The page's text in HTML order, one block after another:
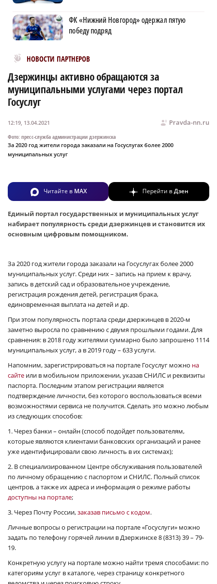
ФК «Нижний Новгород» одержал пятую
победу подряд
НОВОСТИ ПАРТНЕРОВ
Новости МирТесен
Дзержинцы активно обращаются за
муниципальными услугами через портал
Госуслуг
Pravda-nn.ru
12:19, 13.04.2021
Фото: пресс-служба администрации дзержинска
За 2020 год жители города заказали на Госуслугах более 2000
муниципальных услуг
Читайте в MAX Перейти вДзен
Единый портал государственных и муниципальных услуг
набирает популярность среди дзержинцев и становится их
основным цифровым помощником.
За 2020 год жители города заказали на Госуслугах более 2000
муниципальных услуг. Среди них – запись на прием к врачу,
запись в детский сад и образовательное учреждение,
регистрация рождения детей, регистрация брака,
единовременная выплата на детей и др.
При этом популярность портала среди дзержинцев в 2020‑м
заметно выросла по сравнению с двумя прошлыми годами. Для
сравнения: в 2018 году жителями суммарно было запрошено 1114
муниципальных услуг, а в 2019 году – 633 услуги.
Напомним, зарегистрироваться на портале Госуслуг можно на
сайте или в мобильном приложении, указав СНИЛС и реквизиты
паспорта. Последним этапом регистрации является
подтверждение личности, без которого воспользоваться всеми
возможностями сервиса не получится. Сделать это можно любым
из следующих способов:
1. Через банки – онлайн (способ подойдет пользователям,
которые являются клиентами банковских организаций и ранее
уже идентифицировали свою личность в их системах);
2. В специализированном Центре обслуживания пользователей
по личному обращению с паспортом и СНИЛС. Полный список
центров, а также их адреса и информация о режиме работы
доступны на портале;
3. Через Почту России,заказав письмо с кодом.
Личные вопросы о регистрации на портале «Госуслуги» можно
задать по телефону горячей линии в Дзержинске 8 (8313) 39 – 79-
19.
Конкретную услугу на портале можно найти тремя способами: по
категориям услуг в каталоге, через страницу конкретного